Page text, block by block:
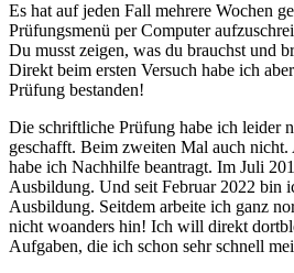
Es hat auf jeden Fall mehrere Wochen
Prüfungsmenü per Computer
Du musst zeigen, was du brauchst und
Direkt beim ersten Versuch habe ich
Prüfung bestanden!
Die schriftliche Prüfung habe ich leider
geschafft. Beim zweiten Mal auch nicht.
habe ich Nachhilfe beantragt. Im Juli
Ausbildung. Und seit Februar 2022 bin
Ausbildung. Seitdem arbeite ich ganz
nicht woanders hin! Ich will direkt
Aufgaben, die ich schon sehr schnell